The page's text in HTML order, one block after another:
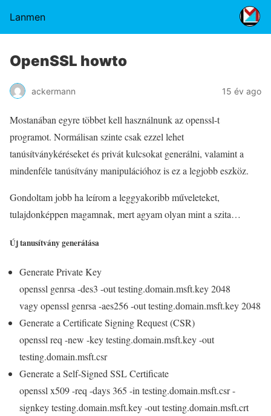
Lanmen
OpenSSL howto
ackermann 15 év ago
Mostanában egyre többet kell használnunk az openssl-t
programot. Normálisan szinte csak ezzel lehet
tanúsítványkéréseket és privát kulcsokat generálni, valamint a
mindenféle tanúsítvány manipulációhoz is ez a legjobb eszköz.
Gondoltam jobb ha leírom a leggyakoribb műveleteket,
tulajdonképpen magamnak, mert agyam olyan mint a szita…
Új tanusítvány generálása
Generate Private Key
openssl genrsa -des3 -out testing.domain.msft.key 2048
vagy openssl genrsa -aes256 -out testing.domain.msft.key 2048
Generate a Certificate Signing Request (CSR)
openssl req -new -key testing.domain.msft.key -out
testing.domain.msft.csr
Generate a Self-Signed SSL Certificate
openssl x509 -req -days 365 -in testing.domain.msft.csr -
signkey testing.domain.msft.key -out testing.domain.msft.crt